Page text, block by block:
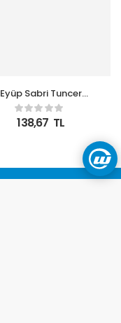
Eyüp Sabri Tuncer
500ml Köpük Japon
Kiraz Sabun Pet Şişe
138,67 TL